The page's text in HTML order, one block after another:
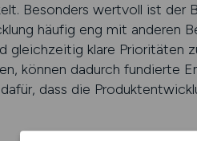
Besonders wertvoll ist der
häufig eng mit anderen
gleichzeitig klare Prioritäten
können dadurch fundierte
dass die